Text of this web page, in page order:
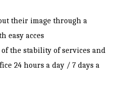
their image through a
easy acces
the stability of services and
24 hours a day / 7 days a